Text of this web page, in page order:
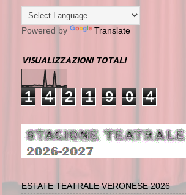
Powered by Translate
VISUALIZZAZIONI TOTALI
1 4 2 1 9 0 4
ESTATE TEATRALE VERONESE 2026